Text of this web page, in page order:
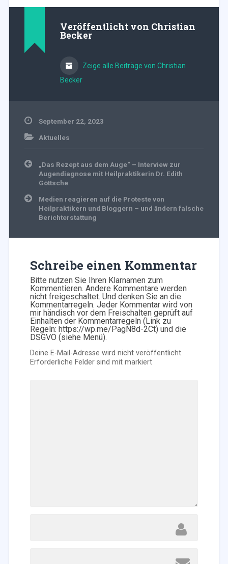
Veröffentlicht von Christian
Becker
Zeige alle Beiträge von Christian
Becker
September 22, 2023
Aktuelles
Beitragsnavigation
„Das Rezept aus dem Auge“ – Interview zur
Augendiagnose mit Heilpraktikerin Dr. Edith
Göttsche
Medien reagieren auf die Proteste von
Heilpraktikern und Bloggern – und ändern falsche
Berichterstattung
Schreibe einen Kommentar
Bitte nutzen Sie Ihren Klarnamen zum
Kommentieren. Andere Kommentare werden
nicht freigeschaltet. Und denken Sie an die
Kommentarregeln. Jeder Kommentar wird von
mir händisch vor dem Freischalten geprüft auf
Einhalten der Kommentarregeln (Link zu
Regeln: https://wp.me/PagN8d-2Ct) und die
DSGVO (siehe Menü).
Deine E-Mail-Adresse wird nicht veröffentlicht.
Erforderliche Felder sind mitmarkiert